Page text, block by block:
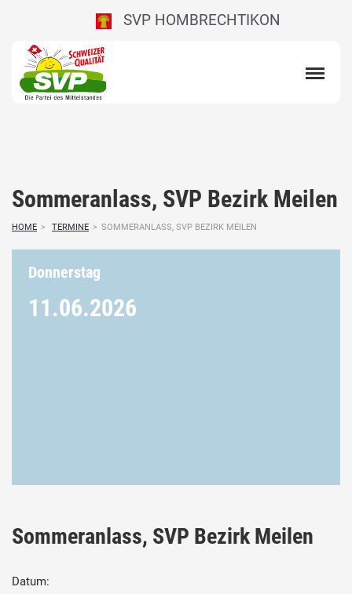
SVP HOMBRECHTIKON
Sommeranlass, SVP Bezirk Meilen
HOME > TERMINE > SOMMERANLASS, SVP BEZIRK MEILEN
Donnerstag
11.06.2026
Sommeranlass, SVP Bezirk Meilen
Datum: